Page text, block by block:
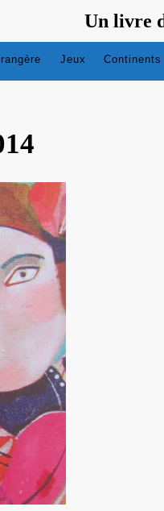
Un livre
Jeux Continents